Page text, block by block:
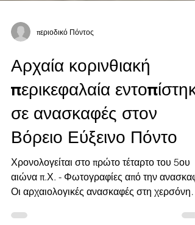
περιοδικό Πόντος
Αρχαία κορινθιακή
περικεφαλαία εντοπίστηκε
σε ανασκαφές στον
Βόρειο Εύξεινο Πόντο
Χρονολογείται στο πρώτο τέταρτο του 5ου
Οι αρχαιολογικές ανασκαφές στη